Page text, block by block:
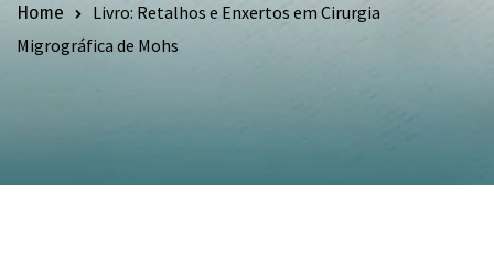
Home
Livro: Retalhos e Enxertos em Cirurgia
Migrográfica de Mohs